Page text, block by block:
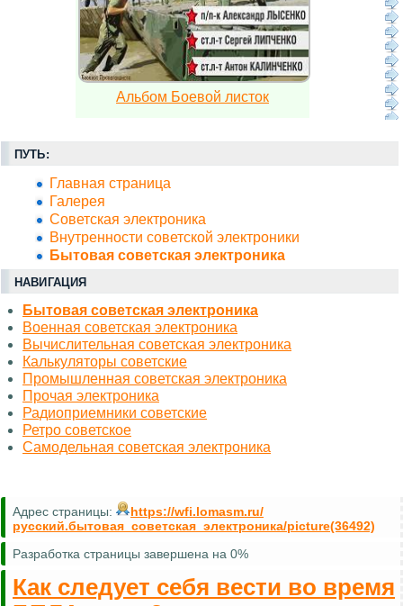
Альбом Боевой листок
ПУТЬ:
Главная страница
Галерея
Советская электроника
Внутренности советской электроники
Бытовая советская электроника
НАВИГАЦИЯ
Бытовая советская электроника
Военная советская электроника
Вычислительная советская электроника
Калькуляторы советские
Промышленная советская электроника
Прочая электроника
Радиоприемники советские
Ретро советское
Самодельная советская электроника
Адрес страницы:
https://wfi.lomasm.ru/
русский.бытовая_советская_электроника/picture(36492)
Разработка страницы завершена на 0%
Как следует себя вести во время